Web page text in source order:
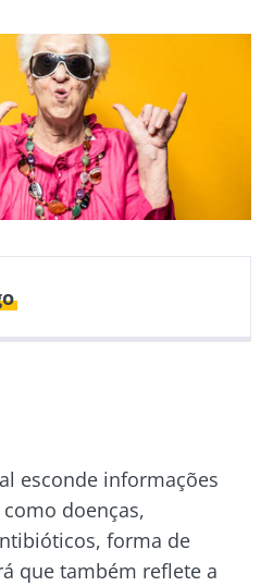
esconde informações
doenças,
forma de
que também reflete a